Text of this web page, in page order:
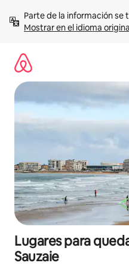
contenidoMostrar en el idioma
Lugares para
Sauzaie